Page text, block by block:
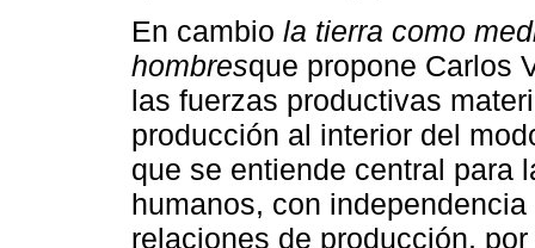
En cambio la tierra como
hombresque propone Carlos
las fuerzas productivas
producción al interior del
que se entiende central para
humanos, con
relaciones de producción,